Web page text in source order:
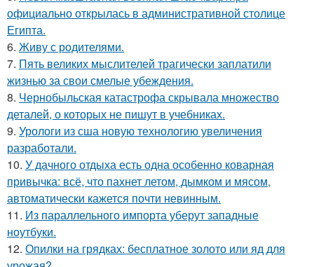
официально открылась в административной столице
Египта.
6. Живу с родителями.
7. Пять великих мыслителей трагически заплатили
жизнью за свои смелые убеждения.
8. Чернобыльская катастрофа скрывала множество
деталей, о которых не пишут в учебниках.
9. Урологи из сша новую технологию увеличения
разработали.
10. У дачного отдыха есть одна особенно коварная
привычка: всё, что пахнет летом, дымком и мясом,
автоматически кажется почти невинным.
11. Из параллельного импорта уберут западные
ноутбуки.
12. Опилки на грядках: бесплатное золото или яд для